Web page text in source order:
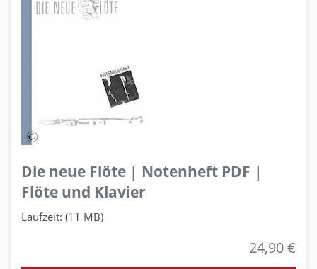
Die neue Flöte | Notenheft PDF |
Flöte und Klavier
Laufzeit: (11 MB)
24,90 €